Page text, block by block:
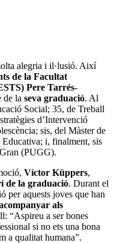
alegria i il·lusió. Així
de la Facultat
Pere Tarrés-
de la seva graduació. Al
Social; 35, de Treball
d’Intervenció
sis, del Màster de
i, finalment, sis
(PUGG).
Víctor Küppers,
de la graduació. Durant el
per aquests joves que han
als
“Aspireu a ser bones
si no ets una bona
a qualitat humana”.